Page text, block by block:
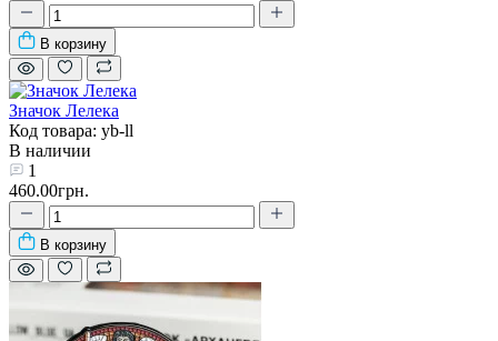
В корзину
Значок Лелека
Код товара: yb-ll
В наличии
1
460.00грн.
В корзину